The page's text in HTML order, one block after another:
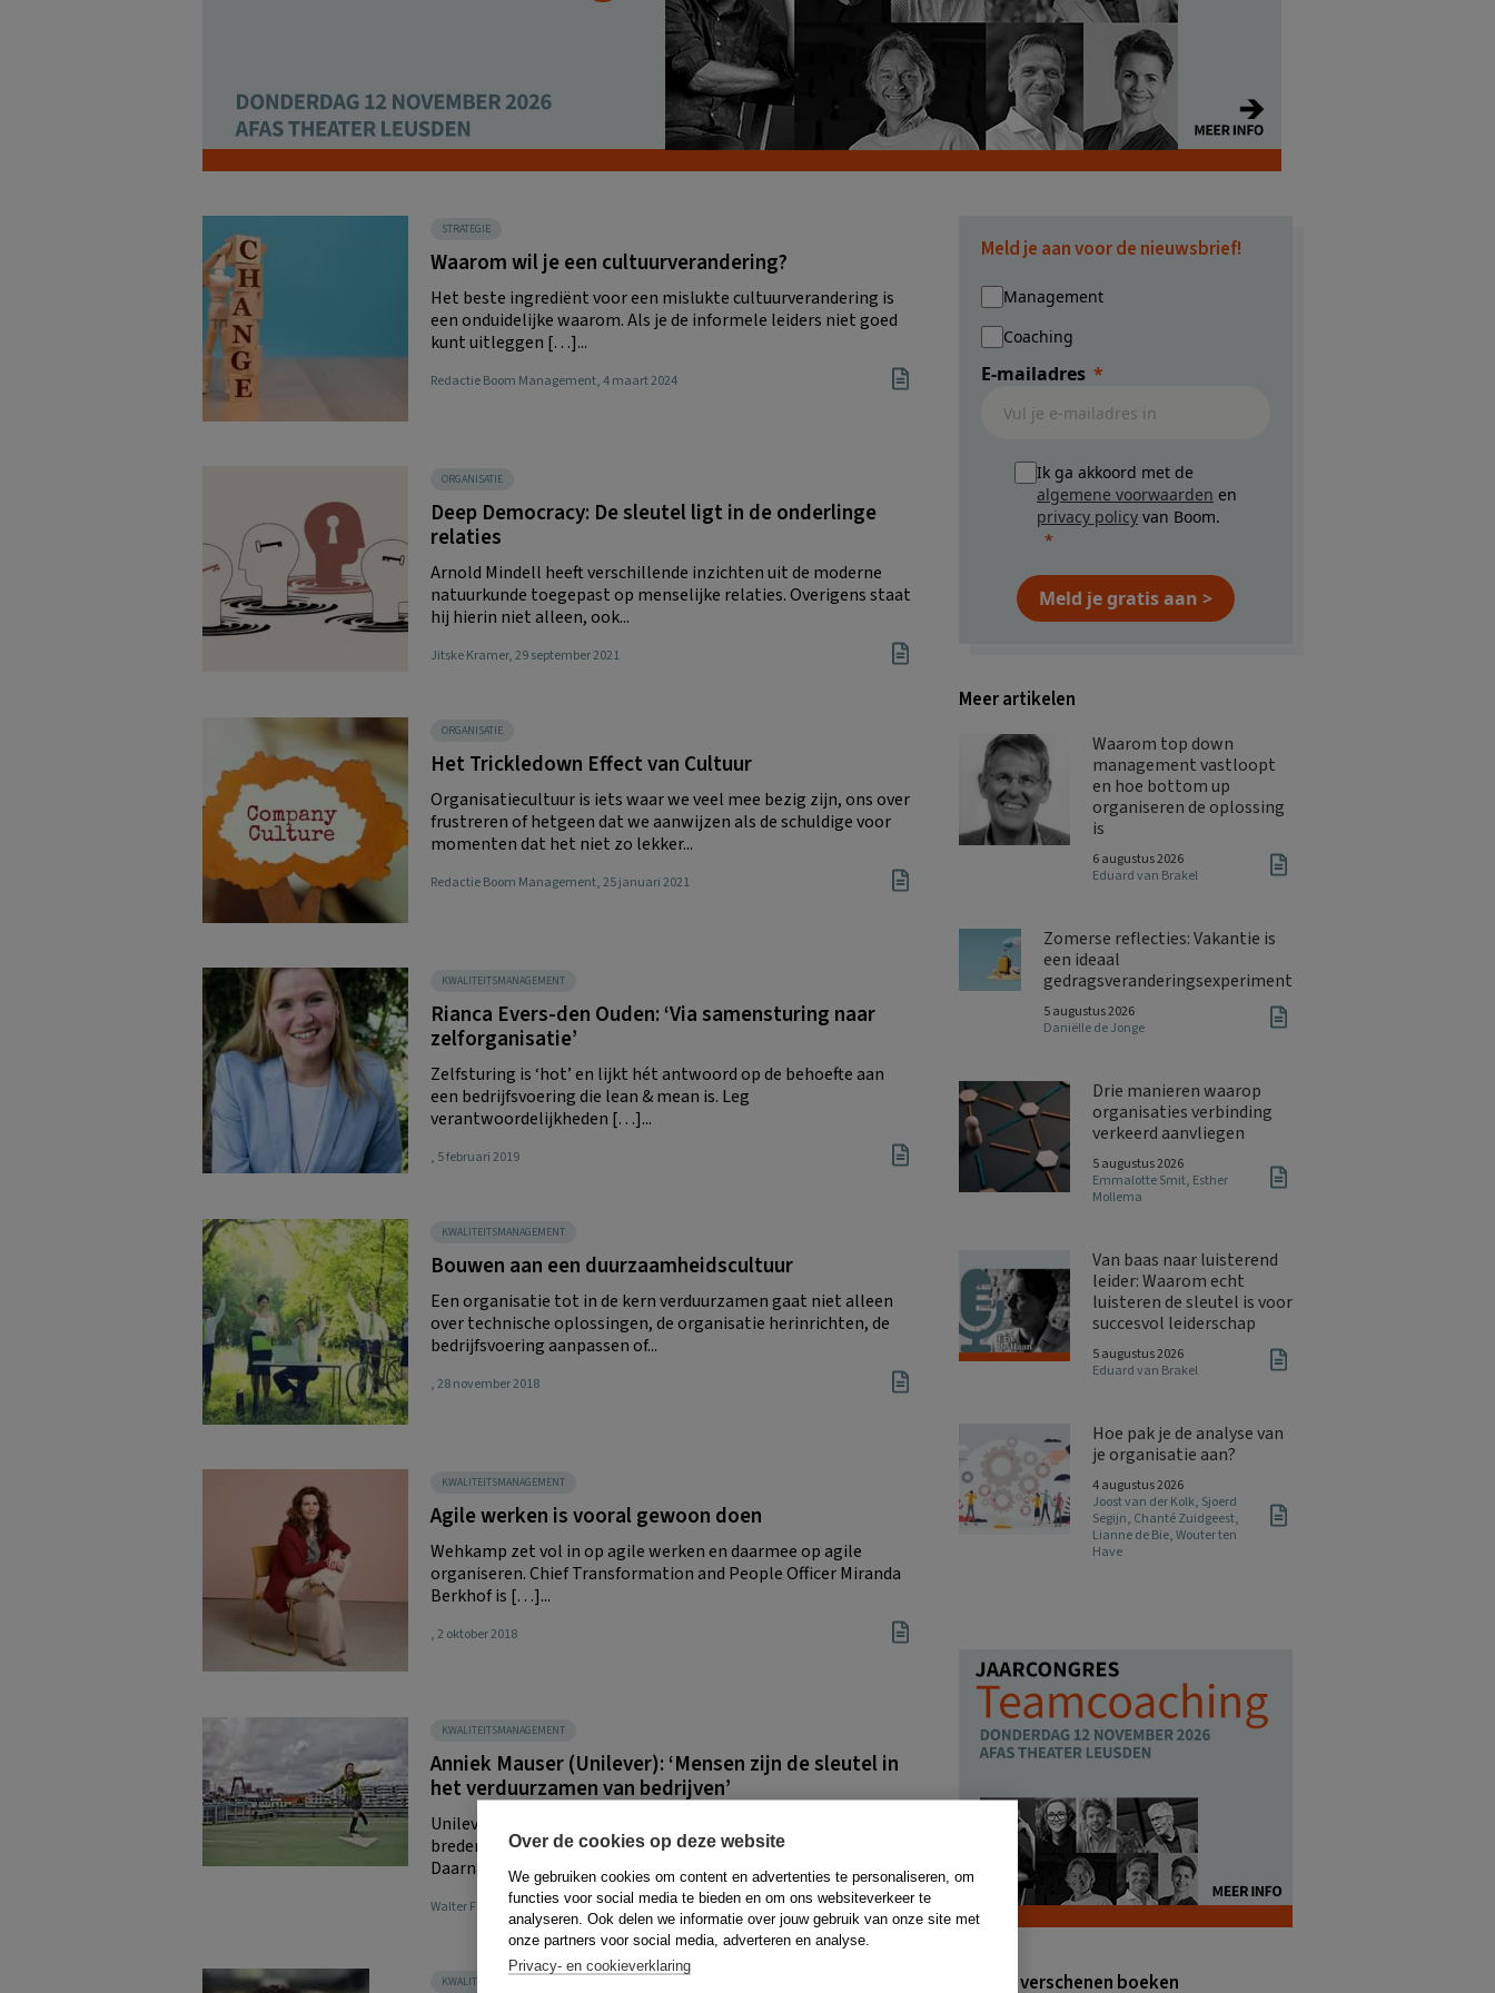
STRATEGIE
Waarom wil je een cultuurverandering?
Het beste ingrediënt voor een mislukte cultuurverandering is
een onduidelijke waarom. Als je de informele leiders niet goed
kunt uitleggen […]...
Redactie Boom Management, 4 maart 2024
ORGANISATIE
Deep Democracy: De sleutel ligt in de onderlinge
relaties
Arnold Mindell heeft verschillende inzichten uit de moderne
natuurkunde toegepast op menselijke relaties. Overigens staat
hij hierin niet alleen, ook...
Jitske Kramer, 29 september 2021
ORGANISATIE
Het Trickledown Effect van Cultuur
Organisatiecultuur is iets waar we veel mee bezig zijn, ons over
frustreren of hetgeen dat we aanwijzen als de schuldige voor
momenten dat het niet zo lekker...
Redactie Boom Management, 25 januari 2021
KWALITEITSMANAGEMENT
Rianca Evers-den Ouden: ‘Via samensturing naar
zelforganisatie’
Zelfsturing is ‘hot’ en lijkt hét antwoord op de behoefte aan
een bedrijfsvoering die lean & mean is. Leg
verantwoordelijkheden […]...
, 5 februari 2019
KWALITEITSMANAGEMENT
Bouwen aan een duurzaamheidscultuur
Een organisatie tot in de kern verduurzamen gaat niet alleen
over technische oplossingen, de organisatie herinrichten, de
bedrijfsvoering aanpassen of...
, 28 november 2018
KWALITEITSMANAGEMENT
Agile werken is vooral gewoon doen
Wehkamp zet vol in op agile werken en daarmee op agile
organiseren. Chief Transformation and People Officer Miranda
Berkhof is […]...
, 2 oktober 2018
KWALITEITSMANAGEMENT
Anniek Mauser (Unilever): ‘Mensen zijn de sleutel in
het verduurzamen van bedrijven’
Unilever wil zijn medewerkers, stakeholders, klanten én het
bredere publiek bewust maken van klimaatverandering.
Daarnaast wil de multinational deze...
Walter Faaij , 21 juni 2017
KWALITEITSMANAGEMENT
Meld je aan voor de nieuwsbrief!
Management
Coaching
E-mailadres
Ik ga akkoord met de
algemene voorwaarden en
privacy policy van Boom.
Meld je gratis aan >
Meer artikelen
Waarom top down
management vastloopt
en hoe bottom up
organiseren de oplossing
is
6 augustus 2026
Eduard van Brakel
Zomerse reflecties: Vakantie is
een ideaal
gedragsveranderingsexperiment
5 augustus 2026
Daniëlle de Jonge
Drie manieren waarop
organisaties verbinding
verkeerd aanvliegen
5 augustus 2026
Emmalotte Smit, Esther
Mollema
Van baas naar luisterend
leider: Waarom echt
luisteren de sleutel is voor
succesvol leiderschap
5 augustus 2026
Eduard van Brakel
Hoe pak je de analyse van
je organisatie aan?
4 augustus 2026
Joost van der Kolk, Sjoerd
Segijn, Chanté Zuidgeest,
Lianne de Bie,Wouter ten
Have
Recent verschenen boeken
Over de cookies op deze website
We gebruiken cookies om content en advertenties te personaliseren, om
functies voor social media te bieden en om ons websiteverkeer te
analyseren. Ook delen we informatie over jouw gebruik van onze site met
onze partners voor social media, adverteren en analyse.
Privacy- en cookieverklaring